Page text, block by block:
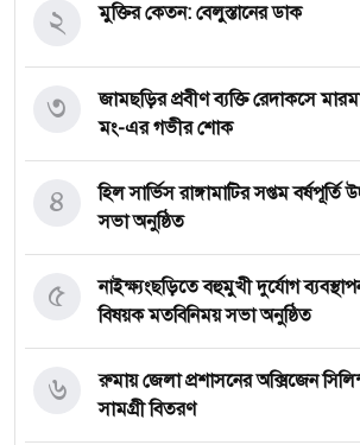
মুক্তির কেতন: বেলুস্তানের ডাক
২
জামছড়ির প্রবীণ ব্যক্তি রেদাকসে
মং-এর গভীর শোক
৩
হিল সার্ভিস রাঙ্গামাটির সপ্তম বর্ষপূর্তি
সভা অনুষ্ঠিত
৪
নাইক্ষ্যংছড়িতে বহুমুখী দুর্যোগ
বিষয়ক মতবিনিময় সভা অনুষ্ঠিত
৫
রুমায় জেলা প্রশাসনের অক্সিজেন
সামগ্রী বিতরণ
৬